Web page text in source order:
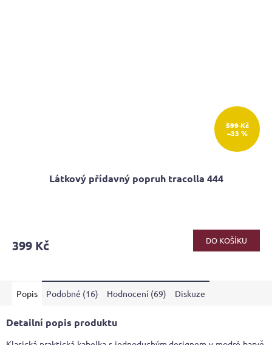
599 Kč
–33 %
Látkový přídavný popruh tracolla 444
399 Kč DO KOŠÍKU
Popis Podobné (16) Hodnocení (69) Diskuze
Detailní popis produktu